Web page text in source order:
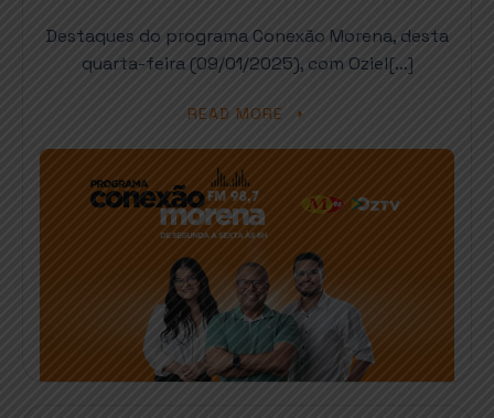
Destaques do programa Conexão Morena, desta
quarta-feira (09/01/2025), com Oziel[…]
READ MORE